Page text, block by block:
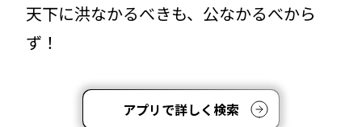
天下に洪なかるべきも、公なかるべから
ず！
アプリで詳しく検索